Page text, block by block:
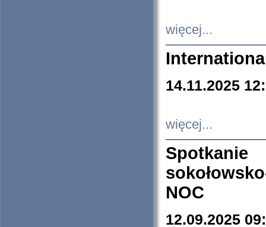
więcej...
14.11.2025
więcej...
NOC
12.09.2025